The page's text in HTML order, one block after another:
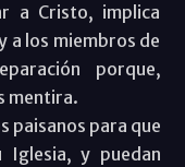
a Cristo, implica
a los miembros de
porque,
mentira.
paisanos para que
Iglesia, y puedan